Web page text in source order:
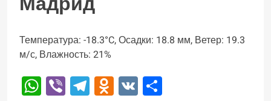
Температура: -18.3°C, Осадки: 18.8 мм, Ветер: 19.3
м/с, Влажность: 21%
WhatsApp
ViberTelegram
Odnoklassniki
VK